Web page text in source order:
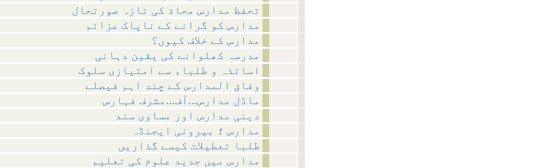
تحفظ مدارس محاذ کی تازہ صورتحال
مدارس کو گرانے کے ناپاک عزائم
مدارس کے خلاف کیوں؟
مدرسہ کھلوانے کی یقین دہانی
اساتذہ و طلباء سے امتیازی سلوک
وفاق المدارس کے چند اہم فیصلے
ماڈل مدارس...آف...مشرف فہارس
دینی مدارس اور مساوی سند
مدارس ؛ بیرونی ایجنڈہ
طلبا تعطیلات کیسے گذاریں
مدارس میں جدید علوم کی تعلیم